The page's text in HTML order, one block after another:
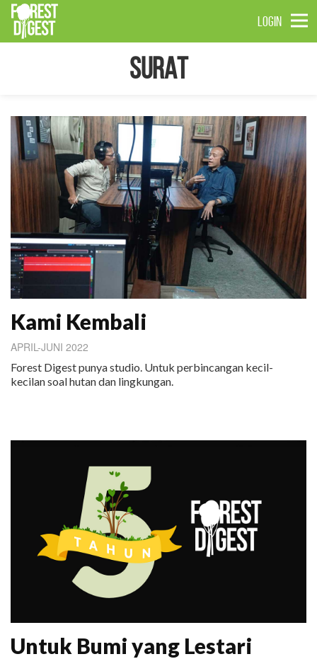
LOGIN
Surat
Kami Kembali
APRIL-JUNI 2022
Forest Digest punya studio. Untuk perbincangan kecil-
kecilan soal hutan dan lingkungan.
Untuk Bumi yang Lestari